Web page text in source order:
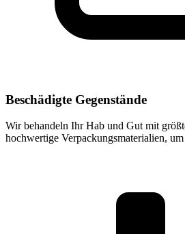
Beschädigte Gegenstände
Wir behandeln Ihr Hab und Gut mit
hochwertige Verpackungsmaterialien,